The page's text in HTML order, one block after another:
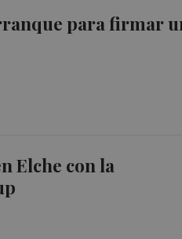
para firmar
Elche con la